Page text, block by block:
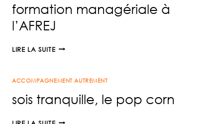
formation managériale à
l’AFREJ
LIRE LA SUITEFORMATION
L’AFREJ
ACCOMPAGNEMENT AUTREMENT
sois tranquille, le pop corn
SOIS